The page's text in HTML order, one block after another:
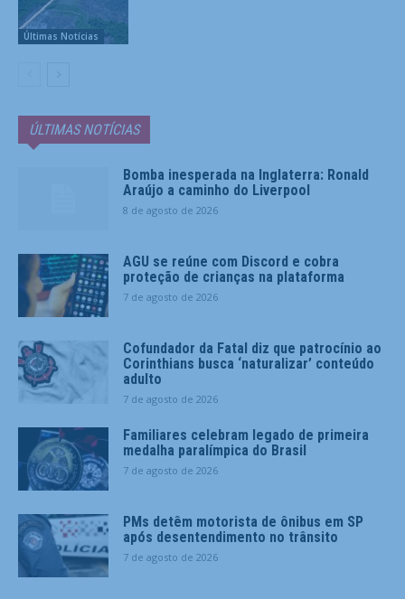
Últimas Notícias
ÚLTIMAS NOTÍCIAS
Bomba inesperada na Inglaterra: Ronald
Araújo a caminho do Liverpool
8 de agosto de 2026
AGU se reúne com Discord e cobra
proteção de crianças na plataforma
7 de agosto de 2026
Cofundador da Fatal diz que patrocínio ao
Corinthians busca ‘naturalizar’ conteúdo
adulto
7 de agosto de 2026
Familiares celebram legado de primeira
medalha paralímpica do Brasil
7 de agosto de 2026
PMs detêm motorista de ônibus em SP
após desentendimento no trânsito
7 de agosto de 2026